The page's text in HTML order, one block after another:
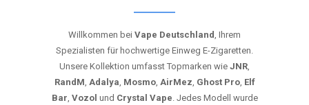
Willkommen bei Vape Deutschland, Ihrem
Spezialisten für hochwertige Einweg E-Zigaretten.
Unsere Kollektion umfasst Topmarken wie JNR,
RandM, Adalya, Mosmo, AirMez, Ghost Pro, Elf
Bar, Vozol und Crystal Vape. Jedes Modell wurde